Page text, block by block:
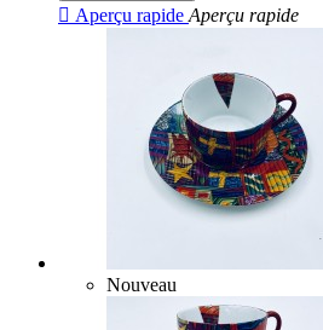
 Aperçu rapide Aperçu rapide
Nouveau